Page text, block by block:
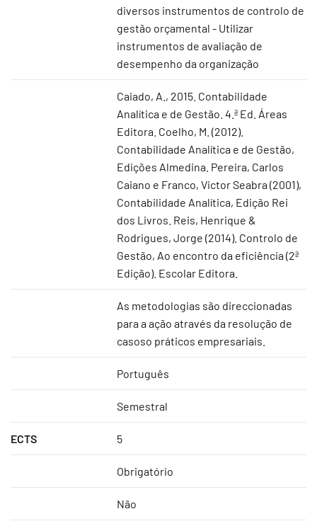
diversos instrumentos de controlo de
gestão orçamental - Utilizar
instrumentos de avaliação de
desempenho da organização
Caiado, A., 2015. Contabilidade
Analítica e de Gestão. 4.ª Ed. Áreas
Editora. Coelho, M. (2012).
Contabilidade Analítica e de Gestão,
Edições Almedina. Pereira, Carlos
Caiano e Franco, Victor Seabra (2001),
Contabilidade Analítica, Edição Rei
dos Livros. Reis, Henrique &
Rodrigues, Jorge (2014). Controlo de
Gestão, Ao encontro da eficiência (2ª
Edição). Escolar Editora.
As metodologias são direccionadas
para a ação através da resolução de
casoso práticos empresariais.
Português
Semestral
ECTS 5
Obrigatório
Não